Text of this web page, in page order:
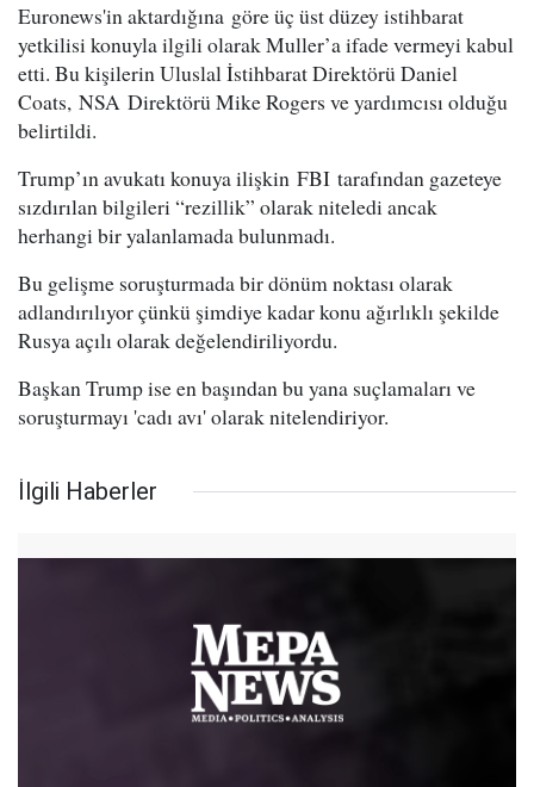
Euronews'in aktardığına göre üç üst düzey istihbarat
yetkilisi konuyla ilgili olarak Muller’a ifade vermeyi kabul
etti. Bu kişilerin Uluslal İstihbarat Direktörü Daniel
Coats, NSA Direktörü Mike Rogers ve yardımcısı olduğu
belirtildi.
Trump’ın avukatı konuya ilişkin FBI tarafından gazeteye
sızdırılan bilgileri “rezillik” olarak niteledi ancak
herhangi bir yalanlamada bulunmadı.
Bu gelişme soruşturmada bir dönüm noktası olarak
adlandırılıyor çünkü şimdiye kadar konu ağırlıklı şekilde
Rusya açılı olarak değelendiriliyordu.
Başkan Trump ise en başından bu yana suçlamaları ve
soruşturmayı 'cadı avı' olarak nitelendiriyor.
İlgili Haberler